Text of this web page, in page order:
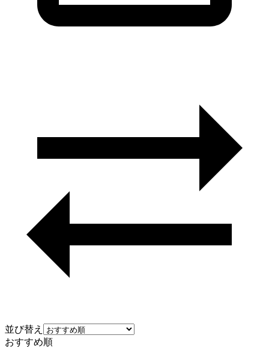
並び替え
おすすめ順